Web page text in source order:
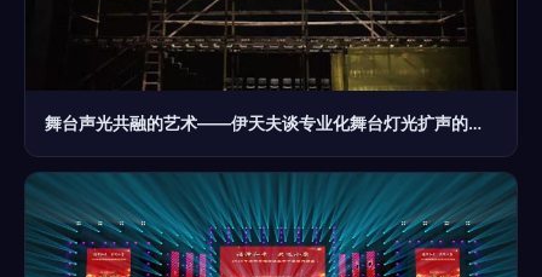
舞台声光共融的艺术——伊天夫谈专业化舞台灯光扩声的设计认知